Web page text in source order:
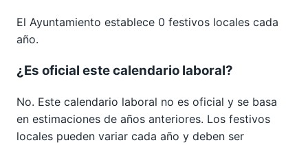
El Ayuntamiento establece 0 festivos locales cada
año.
¿Es oficial este calendario laboral?
No. Este calendario laboral no es oficial y se basa
en estimaciones de años anteriores. Los festivos
locales pueden variar cada año y deben ser